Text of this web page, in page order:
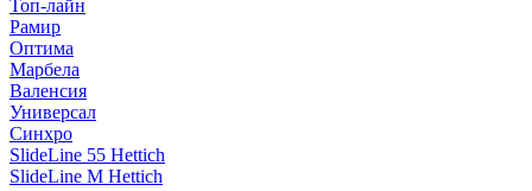
Топ-лайн
Рамир
Оптима
Марбела
Валенсия
Универсал
Синхро
SlideLine 55 Hettich
SlideLine M Hettich